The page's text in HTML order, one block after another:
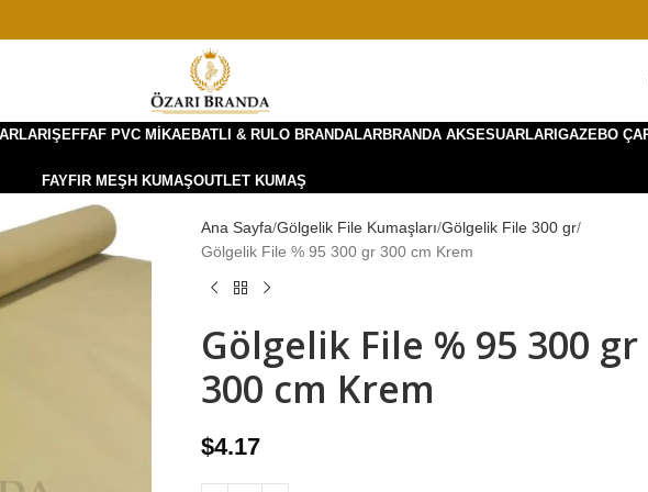
ŞEFFAF PVC MIKAEBATLI & RULO BRANDALARBRANDA AKSESUARLARIGAZEBO
FAYFIR MEŞH KUMAŞOUTLET KUMAŞ
Ana Sayfa Gölgelik File Kumaşları Gölgelik File 300 gr
Gölgelik File % 95 300 gr 300 cm Krem
Gölgelik File % 95 300 gr
300 cm Krem
$4.17